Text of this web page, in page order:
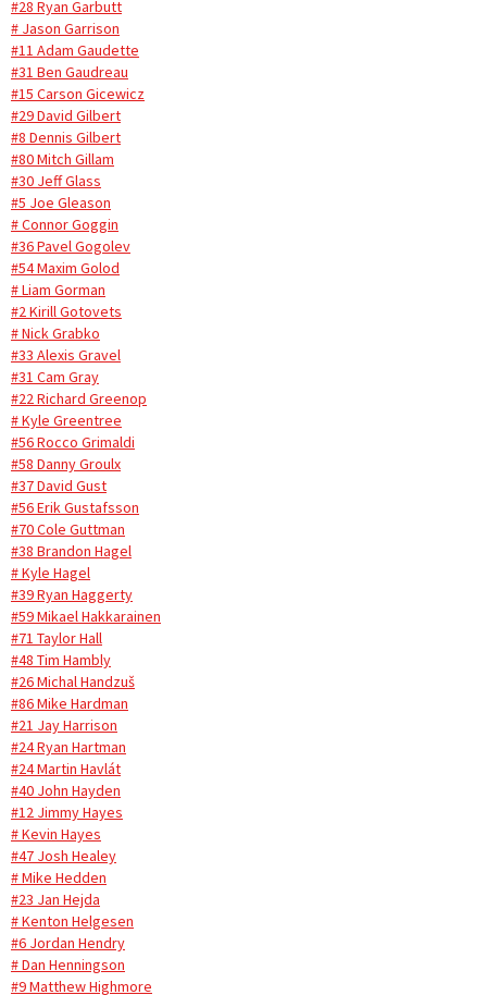
#28 Ryan Garbutt
# Jason Garrison
#11 Adam Gaudette
#31 Ben Gaudreau
#15 Carson Gicewicz
#29 David Gilbert
#8 Dennis Gilbert
#80 Mitch Gillam
#30 Jeff Glass
#5 Joe Gleason
# Connor Goggin
#36 Pavel Gogolev
#54 Maxim Golod
# Liam Gorman
#2 Kirill Gotovets
# Nick Grabko
#33 Alexis Gravel
#31 Cam Gray
#22 Richard Greenop
# Kyle Greentree
#56 Rocco Grimaldi
#58 Danny Groulx
#37 David Gust
#56 Erik Gustafsson
#70 Cole Guttman
#38 Brandon Hagel
# Kyle Hagel
#39 Ryan Haggerty
#59 Mikael Hakkarainen
#71 Taylor Hall
#48 Tim Hambly
#26 Michal Handzuš
#86 Mike Hardman
#21 Jay Harrison
#24 Ryan Hartman
#24 Martin Havlát
#40 John Hayden
#12 Jimmy Hayes
# Kevin Hayes
#47 Josh Healey
# Mike Hedden
#23 Jan Hejda
# Kenton Helgesen
#6 Jordan Hendry
# Dan Henningson
#9 Matthew Highmore